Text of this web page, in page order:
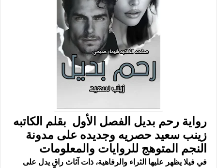
رواية رحم بديل الفصل الأول بقلم الكاتبه
زينب سعيد حصريه وجديده على مدونة
النجم المتوهج للروايات والمعلومات
في فيلا يظهر عليها الثراء والرفاهية، ذات آثاث راقٍ يدل على